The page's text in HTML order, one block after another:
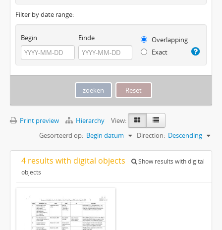
Filter by date range:
Begin Einde
Overlapping
Exact
Print preview Hierarchy
View:
Gesorteerd op: Begin datum Direction: Descending
4 results with digital objects
Show results with digital
objects